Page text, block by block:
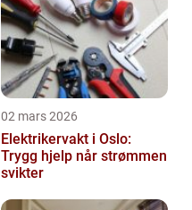
02 mars 2026
Elektrikervakt i Oslo:
Trygg hjelp når strømmen
svikter